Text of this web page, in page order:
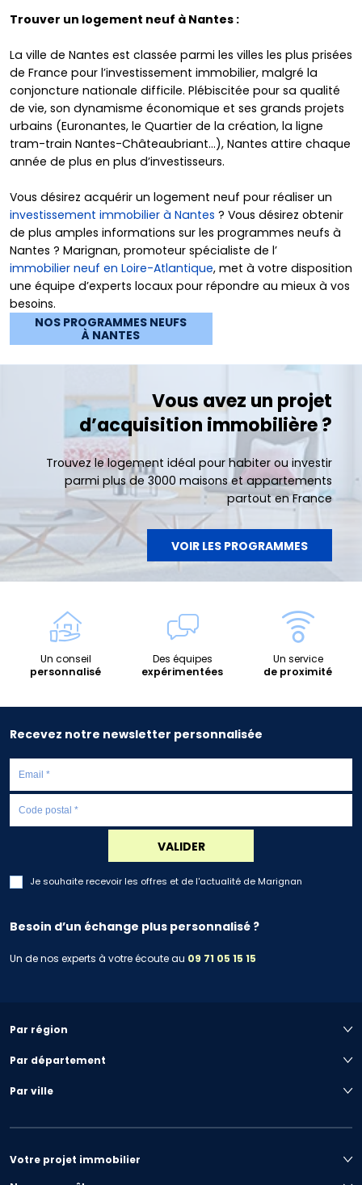
Trouver un logement neuf à Nantes :
La ville de Nantes est classée parmi les villes les plus prisées
de France pour l’investissement immobilier, malgré la
conjoncture nationale difficile. Plébiscitée pour sa qualité
de vie, son dynamisme économique et ses grands projets
urbains (Euronantes, le Quartier de la création, la ligne
tram-train Nantes-Châteaubriant…), Nantes attire chaque
année de plus en plus d’investisseurs.
Vous désirez acquérir un logement neuf pour réaliser un
investissement immobilier à Nantes ? Vous désirez obtenir
de plus amples informations sur les programmes neufs à
Nantes ? Marignan, promoteur spécialiste de l’
immobilier neuf en Loire-Atlantique, met à votre disposition
une équipe d’experts locaux pour répondre au mieux à vos
besoins.
NOS PROGRAMMES NEUFS
À NANTES
Vous avez un projet
d’acquisition immobilière ?
Trouvez le logement idéal pour habiter ou investir
parmi plus de 3000 maisons et appartements
partout en France
VOIR LES PROGRAMMES
Un conseil
personnalisé
Des équipes
expérimentées
Un service
de proximité
Recevez notre newsletter personnalisée
VALIDER
Je souhaite recevoir les offres et de l'actualité de Marignan
Besoin d’un échange plus personnalisé ?
Un de nos experts à votre écoute au 09 71 05 15 15
Par région
Par département
Par ville
Votre projet immobilier